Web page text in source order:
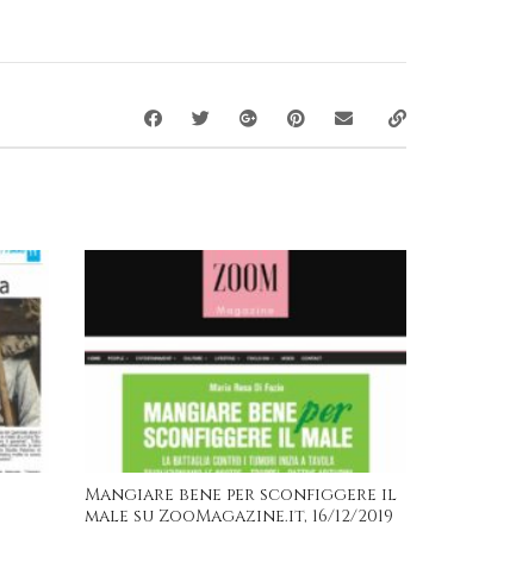
Mangiare bene per sconfiggere il
male su ZooMagazine.it, 16/12/2019